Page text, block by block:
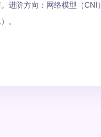
进阶方向：网络模型（
。